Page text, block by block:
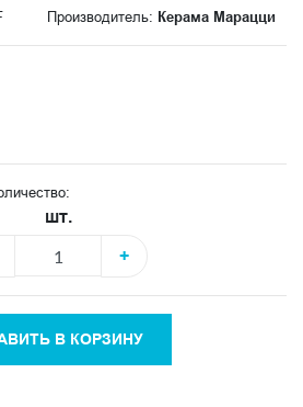
Производитель: Керама Марацци
шт.
+
В КОРЗИНУ